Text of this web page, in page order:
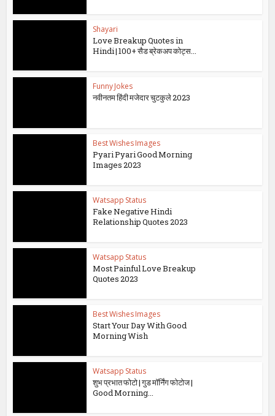
Shayari
Love Breakup Quotes in
Hindi | 100+ सैड ब्रेकअप कोट्स...
Funny Jokes
नवीनतम हिंदी मजेदार चुटकुले 2023
Best Wishes Images
Pyari Pyari Good Morning
Images 2023
Watsapp Status
Fake Negative Hindi
Relationship Quotes 2023
Watsapp Status
Most Painful Love Breakup
Quotes 2023
Best Wishes Images
Start Your Day With Good
Morning Wish
Watsapp Status
शुभ प्रभात फोटो | गुड मॉर्निंग फोटोज |
Good Morning...